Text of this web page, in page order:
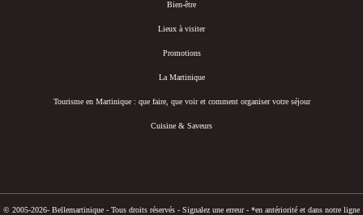
Bien-être
Lieux à visiter
Promotions
La Martinique
Tourisme en Martinique : que faire, que voir et comment organiser votre séjour
Cuisine & Saveurs
© 2005-2026- Bellemartinique - Tous droits réservés - Signalez une erreur - *en antériorité et dans notre ligne